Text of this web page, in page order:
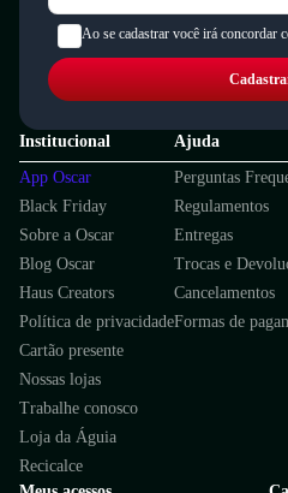
Ao se cadastrar você irá concordar
Institucional
App Oscar
Black Friday
Sobre a Oscar
Blog Oscar
Haus Creators
Política de privacidade
Cartão presente
Nossas lojas
Trabalhe conosco
Loja da Águia
Recicalce
Ajuda
Perguntas
Regulamentos
Entregas
Trocas e
Cancelamentos
Formas de